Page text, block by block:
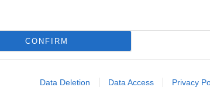
CONFIRM
Data Deletion Data Access Privacy
τομέα σας και είναι
σας και είναι αποφασισμένος
της οδού αλ Ρασίντ προς τα νότια.